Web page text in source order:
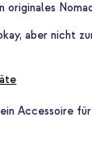
originales
aber nicht
Accessoire